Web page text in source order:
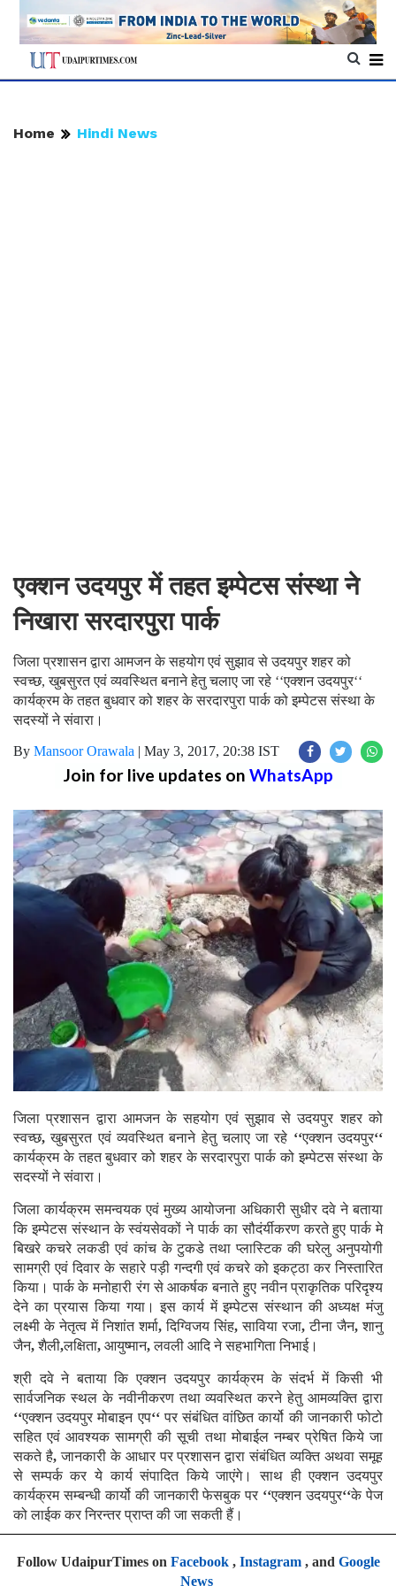
Home Hindi News
एक्शन उदयपुर में तहत इम्पेटस संस्था ने
निखारा सरदारपुरा पार्क
जिला प्रशासन द्वारा आमजन के सहयोग एवं सुझाव से उदयपुर शहर को
स्वच्छ, खुबसुरत एवं व्यवस्थित बनाने हेतु चलाए जा रहे ‘‘एक्शन उदयपुर‘‘
कार्यक्रम के तहत बुधवार को शहर के सरदारपुरा पार्क को इम्पेटस संस्था के
सदस्यों ने संवारा।
By Mansoor Orawala | May 3, 2017, 20:38 IST
Join for live updates on WhatsApp
जिला प्रशासन द्वारा आमजन के सहयोग एवं सुझाव से उदयपुर शहर को
स्वच्छ,खुबसुरत एवं व्यवस्थित बनाने हेतु चलाए जा रहे ‘‘एक्शन उदयपुर‘‘
कार्यक्रम के तहत बुधवार को शहर के सरदारपुरा पार्क को इम्पेटस संस्था के
सदस्यों ने संवारा।
जिला कार्यक्रम समन्वयक एवं मुख्य आयोजना अधिकारी सुधीर दवे ने बताया
कि इम्पेटस संस्थान के स्वंयसेवकों ने पार्क का सौदंर्यीकरण करते हुए पार्क मे
बिखरे कचरे लकडी एवं कांच के टुकडे तथा प्लास्टिक की घरेलु अनुपयोगी
सामग्री एवं दिवार के सहारे पड़ी गन्दगी एवं कचरे को इकट्ठा कर निस्तारित
किया। पार्क के मनोहारी रंग से आकर्षक बनाते हुए नवीन प्राकृतिक परिदृश्य
देने का प्रयास किया गया। इस कार्य में इम्पेटस संस्थान की अध्यक्ष मंजु
लक्ष्मी के नेतृत्व में निशांत शर्मा,दिग्विजय सिंह,साविया रजा,टीना जैन,शानु
जैन,शैली,लक्षिता, आयुष्मान,लवली आदि ने सहभागिता निभाई।
श्री दवे ने बताया कि एक्शन उदयपुर कार्यक्रम के संदर्भ में किसी भी
सार्वजनिक स्थल के नवीनीकरण तथा व्यवस्थित करने हेतु आमव्यक्ति द्वारा
‘‘एक्शन उदयपुर मोबाइन एप‘‘पर संबंधित वांछित कार्यो की जानकारी फोटो
सहित एवं आवश्यक सामग्री की सूची तथा मोबाईल नम्बर प्रेषित किये जा
सकते है,जानकारी के आधार पर प्रशासन द्वारा संबंधित व्यक्ति अथवा समूह
से सम्पर्क कर ये कार्य संपादित किये जाएंगे। साथ ही एक्शन उदयपुर
कार्यक्रम सम्बन्धी कार्यो की जानकारी फेसबुक पर ‘‘एक्शन उदयपुर‘‘के पेज
को लाईक कर निरन्तर प्राप्त की जा सकती हैं।
Follow UdaipurTimes on Facebook, Instagram, and Google
News